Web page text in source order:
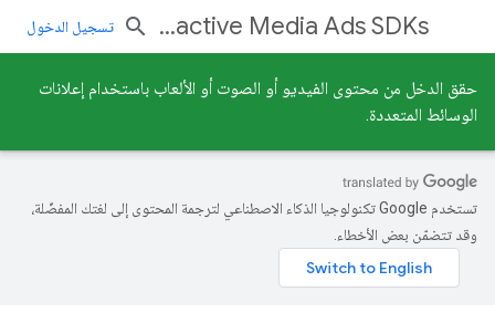
Interactive Media Ads SDKs تسجيل الدخول
حقق الدخل من محتوى الفيديو أو الصوت أو الألعاب باستخدام إعلانات
الوسائط المتعددة.
تستخدم Google تكنولوجيا الذكاء الاصطناعي لترجمة المحتوى إلى لغتك المفضّلة،
وقد تتضمّن بعض الأخطاء.